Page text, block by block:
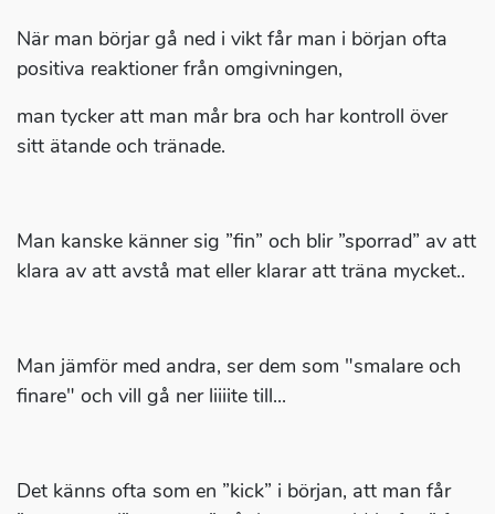
När man börjar gå ned i vikt får man i början ofta
positiva reaktioner från omgivningen,
man tycker att man mår bra och har kontroll över
sitt ätande och tränade.
Man kanske känner sig ”fin” och blir ”sporrad” av att
klara av att avstå mat eller klarar att träna mycket..
Man jämför med andra, ser dem som "smalare och
finare" och vill gå ner liiiite till...
Det känns ofta som en ”kick” i början, att man får